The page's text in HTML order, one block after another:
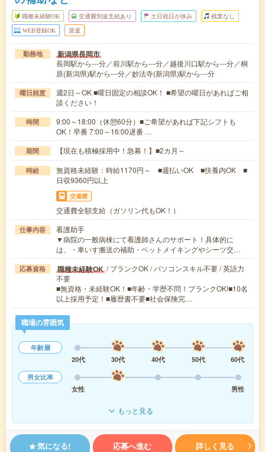
職種未経験OK 交通費別途支給あり 土日祝日が休み 残業なし
WEB登録OK 派遣
勤務地 新潟県長岡市
長岡駅から---分／前川駅から---分／越後川口駅から---分／桐
原(新潟県)駅から---分／妙法寺(新潟県)駅から---分
曜日頻度
週2日～OK ■曜日固定の相談OK！ ■希望の曜日があればご相
談ください！
時間
9:00～18:00（休憩60分）■ご希望があれば下記シフトも
OK！早番 7:00～16:00遅番 …
期間 【現在も積極採用中！急募！】■2カ月～
時給
無資格未経験：時給1170円～ ■週払いOK ■扶養内OK ■
日収9360円以上
交通費
交通費全額支給（ガソリン代もOK！）
仕事内容
看護助手
▼病院の一般病棟にて看護師さんのサポート！具体的に
は、・車いす搬送の補助・ベットメイキングやシーツ交…
応募資格 職種未経験OK / ブランクOK / パソコンスキル不要 / 英語力
不要
■無資格・未経験OK！■年齢・学歴不問！ブランクOK!■10名
以上採用予定！■履歴書不要■社会保険完…
職場の雰囲気
年齢層
20代
30代 40代 50代
60代
男女比率
女性
男性
もっと見る
気になる! 応募へ進む 詳しく見る